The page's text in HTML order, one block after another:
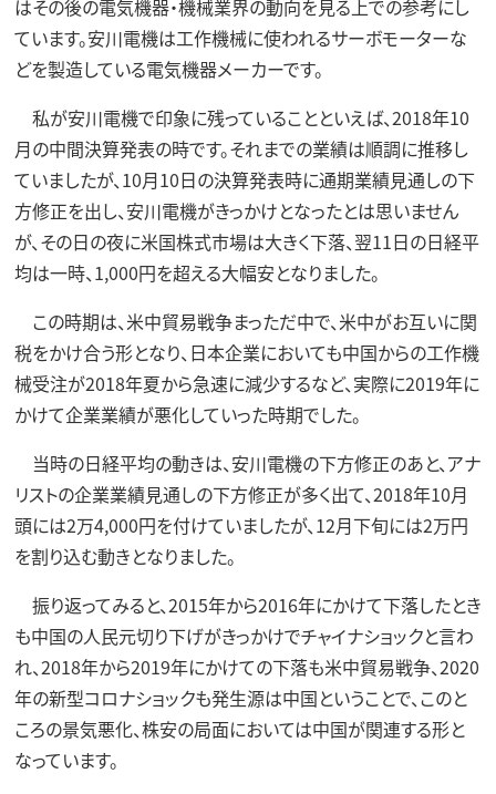
はその後の電気機器・機械業界の動向を見る上での参考にし
ています。安川電機は工作機械に使われるサーボモーターな
どを製造している電気機器メーカーです。
私が安川電機で印象に残っていることといえば、2018年10
月の中間決算発表の時です。それまでの業績は順調に推移し
ていましたが、10月10日の決算発表時に通期業績見通しの下
方修正を出し、安川電機がきっかけとなったとは思いません
が、その日の夜に米国株式市場は大きく下落、翌11日の日経平
均は一時、1,000円を超える大幅安となりました。
この時期は、米中貿易戦争まっただ中で、米中がお互いに関
税をかけ合う形となり、日本企業においても中国からの工作機
械受注が2018年夏から急速に減少するなど、実際に2019年に
かけて企業業績が悪化していった時期でした。
当時の日経平均の動きは、安川電機の下方修正のあと、アナ
リストの企業業績見通しの下方修正が多く出て、2018年10月
頭には2万4,000円を付けていましたが、12月下旬には2万円
を割り込む動きとなりました。
振り返ってみると、2015年から2016年にかけて下落したとき
も中国の人民元切り下げがきっかけでチャイナショックと言わ
れ、2018年から2019年にかけての下落も米中貿易戦争、2020
年の新型コロナショックも発生源は中国ということで、このと
ころの景気悪化、株安の局面においては中国が関連する形と
なっています。